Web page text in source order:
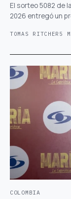
El sorteo 5082 de
2026 entregó un
TOMAS RITCHER 5
COLOMBIA